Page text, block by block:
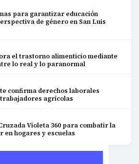
para garantizar educación
de género en San Luis
el trastorno alimenticio mediante
lo real y lo paranormal
confirma derechos laborales
agrícolas
Violeta 360 para combatir la
en hogares y escuelas